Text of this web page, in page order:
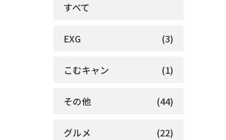
すべて
EXG (3)
こむキャン (1)
その他 (44)
グルメ (22)